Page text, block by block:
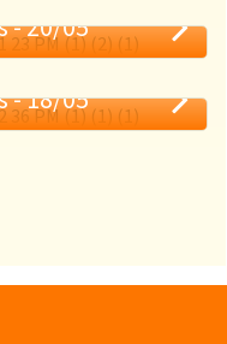
- 20/05
- 18/05